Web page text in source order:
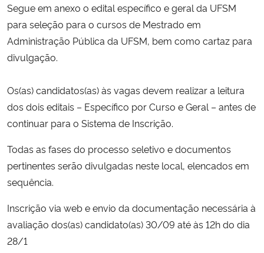
Ministério da Mulher, da Família e dos Direitos Humanos
Secretaria-Geral
Secretaria de Governo
Gabinete de Segurança Institucional
Advocacia-Geral da União
Banco Central do Brasil
Planalto
Segue em anexo o edital específico e geral da UFSM
para seleção para o cursos de Mestrado em
Administração Pública da UFSM, bem como cartaz para
divulgação.
Os(as) candidatos(as) às vagas devem realizar a leitura
dos dois editais – Específico por Curso e Geral – antes de
continuar para o Sistema de Inscrição.
Todas as fases do processo seletivo e documentos
pertinentes serão divulgadas neste local, elencados em
sequência.
Inscrição via web e envio da documentação necessária à
avaliação dos(as) candidato(as) 30/09 até às 12h do dia
28/1